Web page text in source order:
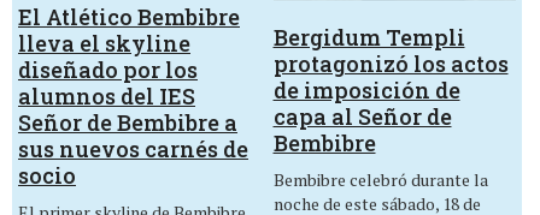
El Atlético Bembibre
lleva el skyline
diseñado por los
alumnos del IES
Señor de Bembibre a
sus nuevos carnés de
socio
Bergidum Templi
protagonizó los actos
de imposición de
capa al Señor de
Bembibre
Bembibre celebró durante la
noche de este sábado, 18 de